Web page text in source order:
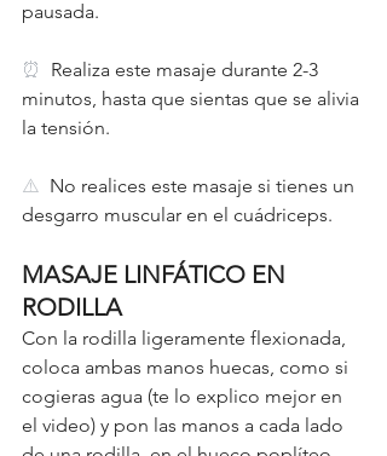
pausada.
⏰ Realiza este masaje durante 2-3
minutos, hasta que sientas que se alivia
la tensión.
⚠️ No realices este masaje si tienes un
desgarro muscular en el cuádriceps.
MASAJE LINFÁTICO EN
RODILLA
Con la rodilla ligeramente flexionada,
coloca ambas manos huecas, como si
cogieras agua (te lo explico mejor en
el video) y pon las manos a cada lado